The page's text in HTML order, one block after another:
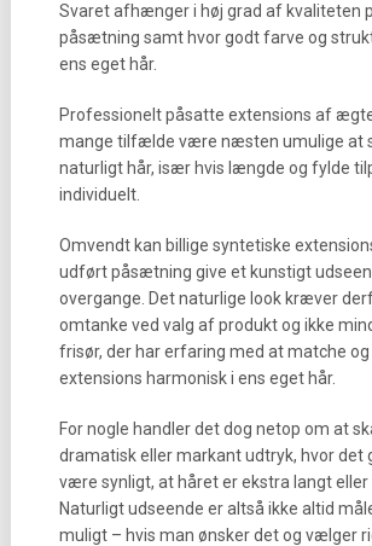
Svaret afhænger i høj grad af kvaliteten
påsætning samt hvor godt farve og
ens eget hår.
Professionelt påsatte extensions af
mange tilfælde være næsten umulige at
naturligt hår, især hvis længde og fylde
individuelt.
Omvendt kan billige syntetiske
udført påsætning give et kunstigt
overgange. Det naturlige look kræver
omtanke ved valg af produkt og ikke
frisør, der har erfaring med at matche
extensions harmonisk i ens eget hår.
For nogle handler det dog netop om at
dramatisk eller markant udtryk, hvor det
være synligt, at håret er ekstra langt eller
Naturligt udseende er altså ikke altid
muligt – hvis man ønsker det og vælger